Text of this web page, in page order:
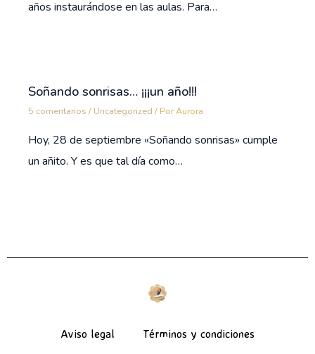
años instaurándose en las aulas. Para…
Soñando sonrisas… ¡¡¡un año!!!
5 comentarios / Uncategorized / PorAurora
Hoy, 28 de septiembre «Soñando sonrisas» cumple
un añito. Y es que tal día como…
Aviso legal Términos y condiciones